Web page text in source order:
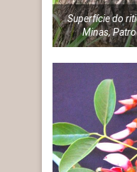
Superfície do
Minas,